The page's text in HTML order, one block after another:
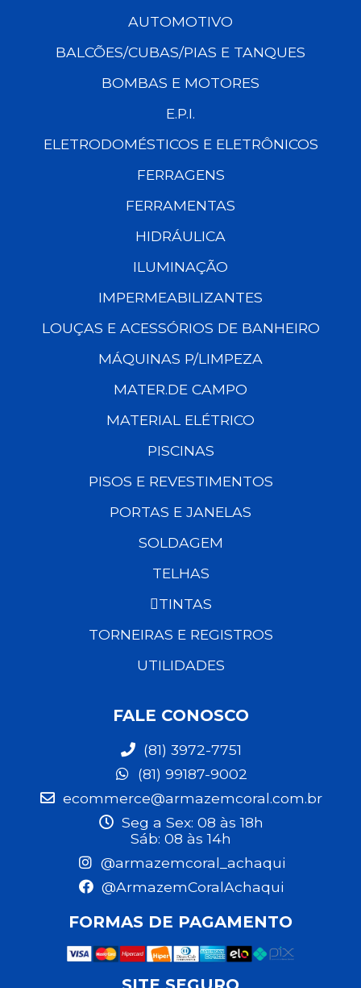
AUTOMOTIVO
BALCÕES/CUBAS/PIAS E TANQUES
BOMBAS E MOTORES
E.P.I.
ELETRODOMÉSTICOS E ELETRÔNICOS
FERRAGENS
FERRAMENTAS
HIDRÁULICA
ILUMINAÇÃO
IMPERMEABILIZANTES
LOUÇAS E ACESSÓRIOS DE BANHEIRO
MÁQUINAS P/LIMPEZA
MATER.DE CAMPO
MATERIAL ELÉTRICO
PISCINAS
PISOS E REVESTIMENTOS
PORTAS E JANELAS
SOLDAGEM
TELHAS
TINTAS
TORNEIRAS E REGISTROS
UTILIDADES
FALE CONOSCO
(81) 3972-7751
(81) 99187-9002
ecommerce@armazemcoral.com.br
Seg a Sex: 08 às 18h
Sáb: 08 às 14h
@armazemcoral_achaqui
@ArmazemCoralAchaqui
FORMAS DE PAGAMENTO